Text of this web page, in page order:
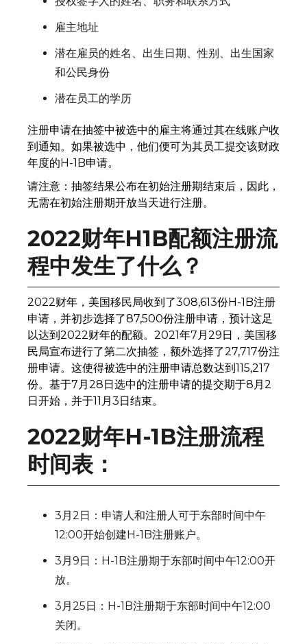
雇主地址
潜在雇员的姓名、出生日期、性别、出生国家
和公民身份
潜在员工的学历
注册申请在抽签中被选中的雇主将通过其在线账户收
到通知。如果被选中，他们便可为其员工提交该财政
年度的H-1B申请。
请注意：抽签结果公布在初始注册期结束后，因此，
无需在初始注册期开放当天进行注册。
2022财年H1B配额注册流
程中发生了什么？
2022财年，美国移民局收到了308,613份H-1B注册
申请，并初步选择了87,500份注册申请，预计这足
以达到2022财年的配额。2021年7月29日，美国移
民局宣布进行了第二次抽签，额外选择了27,717份注
册申请。这使得被选中的注册申请总数达到115,217
份。基于7月28日选中的注册申请的提交期于8月2
日开始，并于11月3日结束。
2022财年H-1B注册流程
时间表：
3月2日：申请人和注册人可于东部时间中午
12:00开始创建H-1B注册账户。
3月9日：H-1B注册期于东部时间中午12:00开
放。
3月25日：H-1B注册期于东部时间中午12:00
关闭。